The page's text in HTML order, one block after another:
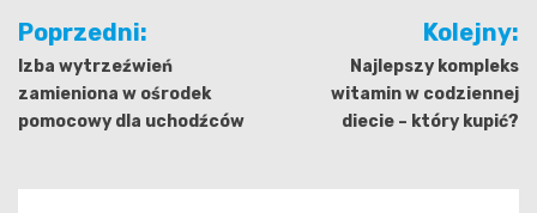
Nawigacja
wpisu
Poprzedni:
Izba wytrzeźwień
zamieniona w ośrodek
pomocowy dla uchodźców
Kolejny:
Najlepszy kompleks
witamin w codziennej
diecie – który kupić?